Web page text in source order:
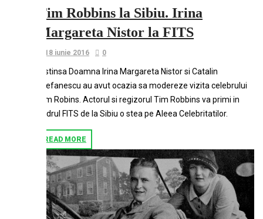
Tim Robbins la Sibiu. Irina
Margareta Nistor la FITS
18 iunie 2016 0
Distinsa Doamna Irina Margareta Nistor si Catalin
Stefanescu au avut ocazia sa modereze vizita celebrului
Tim Robins. Actorul si regizorul Tim Robbins va primi in
cadrul FITS de la Sibiu o stea pe Aleea Celebritatilor.
READ MORE